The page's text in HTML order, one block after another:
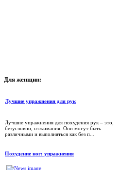
Для женщин:
Лучшие упражнения для рук
Лучшие упражнения для похудения рук – это,
безусловно, отжимания. Они могут быть
различными и выполняться как без п...
Похудение ног: упражнения